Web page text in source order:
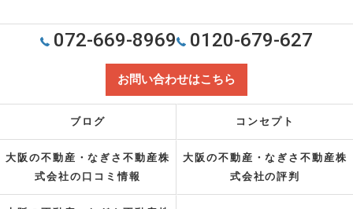
072-669-8969 0120-679-627
お問い合わせはこちら
ブログ コンセプト
大阪の不動産・なぎさ不動産株
式会社の口コミ情報
大阪の不動産・なぎさ不動産株
式会社の評判